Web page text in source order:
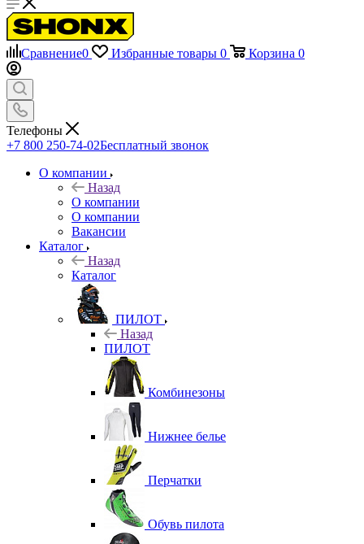
Сравнение0 Избранные товары 0 Корзина 0
Телефоны
+7 800 250-74-02Бесплатный звонок
О компании
Назад
О компании
О компании
Вакансии
Каталог
Назад
Каталог
ПИЛОТ
Назад
ПИЛОТ
Комбинезоны
Нижнее белье
Перчатки
Обувь пилота